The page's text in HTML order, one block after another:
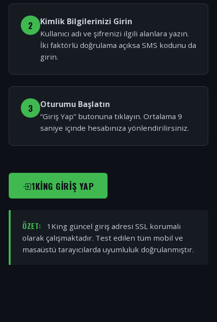
2 Kimlik Bilgilerinizi Girin
Kullanıcı adı ve şifrenizi ilgili alanlara yazın.
İki faktörlü doğrulama açıksa SMS kodunu da
girin.
3 Oturumu Başlatın
“Giriş Yap” butonuna tıklayın. Ortalama 9
saniye içinde hesabınıza yönlendirilirsiniz.
1KING GIRIŞ YAP
ÖZET:
1King güncel giriş adresi SSL korumalı
olarak çalışmaktadır. Test edilen tüm mobil ve
masaüstü tarayıcılarda uyumluluk doğrulanmıştır.